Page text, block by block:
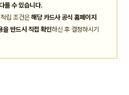
를 수 있습니다.
립 조건은 해당 카드사 공식 홈페이지
을 반드시 직접 확인하신 후 결정하시기